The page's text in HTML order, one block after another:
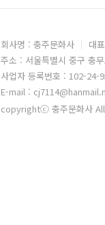
회사명 : 충주문화사
대
주소 : 서울특별시 중구 충
사업자 등록번호 : 102-24-
E-mail :
copyrightⓒ 충주문화사